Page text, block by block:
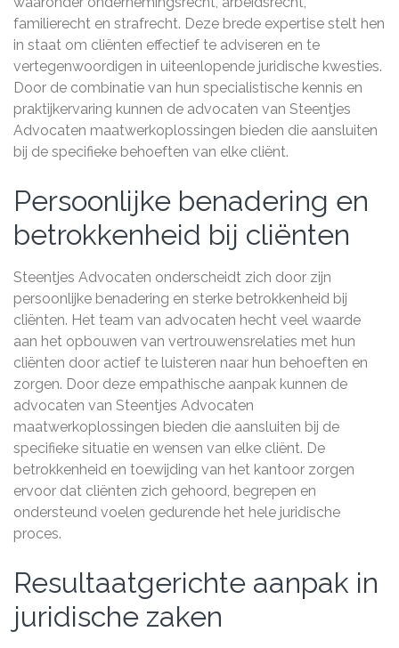
familierecht en strafrecht. Deze brede expertise stelt hen
in staat om cliënten effectief te adviseren en te
vertegenwoordigen in uiteenlopende juridische kwesties.
Door de combinatie van hun specialistische kennis en
praktijkervaring kunnen de advocaten van Steentjes
Advocaten maatwerkoplossingen bieden die aansluiten
bij de specifieke behoeften van elke cliënt.
Persoonlijke benadering en
betrokkenheid bij cliënten
Steentjes Advocaten onderscheidt zich door zijn
persoonlijke benadering en sterke betrokkenheid bij
cliënten. Het team van advocaten hecht veel waarde
aan het opbouwen van vertrouwensrelaties met hun
cliënten door actief te luisteren naar hun behoeften en
zorgen. Door deze empathische aanpak kunnen de
advocaten van Steentjes Advocaten
maatwerkoplossingen bieden die aansluiten bij de
specifieke situatie en wensen van elke cliënt. De
betrokkenheid en toewijding van het kantoor zorgen
ervoor dat cliënten zich gehoord, begrepen en
ondersteund voelen gedurende het hele juridische
proces.
Resultaatgerichte aanpak in
juridische zaken